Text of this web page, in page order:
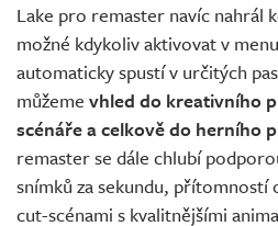
Lake pro remaster navíc nahrál
možné kdykoliv aktivovat v
automaticky spustí v určitých
můžeme vhled do kreativního
scénáře a celkově do herního
remaster se dále chlubí
snímků za sekundu, přítomností
cut-scénami s kvalitnějšími